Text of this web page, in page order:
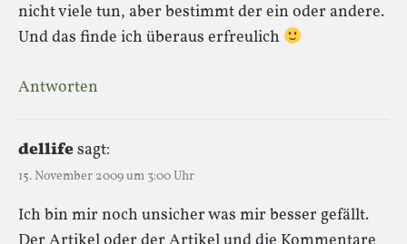
nicht viele tun, aber bestimmt der ein oder andere.
Und das finde ich überaus erfreulich
Antworten
dellifesagt:
15. November 2009 um 3:00 Uhr
Ich bin mir noch unsicher was mir besser gefällt.